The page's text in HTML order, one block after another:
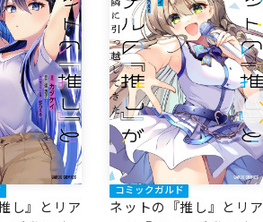
し』とリア
コミックガルド
ネットの『推し』とリア